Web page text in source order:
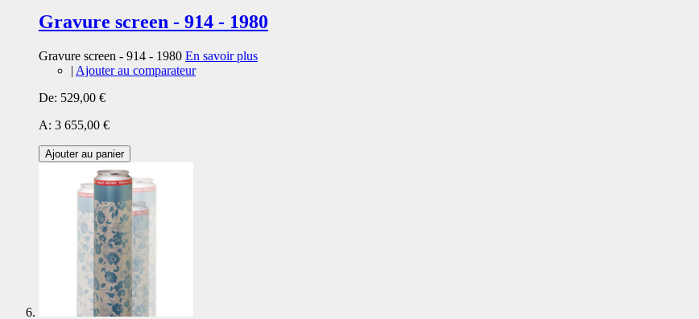
Gravure screen - 914 - 1980
Gravure screen - 914 - 1980 En savoir plus
| Ajouter au comparateur
De: 529,00 €
A: 3 655,00 €
Ajouter au panier